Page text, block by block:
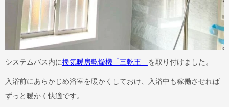
システムバス内に換気暖房乾燥機「三乾王」 を取り付けました。
入浴前にあらかじめ浴室を暖かくしておけ、入浴中も稼働させれば
ずっと暖かく快適です。